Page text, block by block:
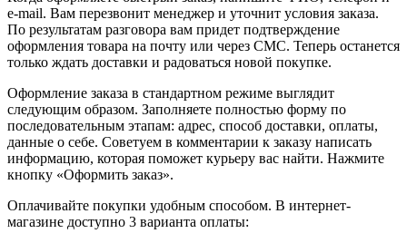
e-mail. Вам перезвонит менеджер и уточнит условия заказа.
По результатам разговора вам придет подтверждение
оформления товара на почту или через СМС. Теперь останется
только ждать доставки и радоваться новой покупке.
Оформление заказа в стандартном режиме выглядит
следующим образом. Заполняете полностью форму по
последовательным этапам: адрес, способ доставки, оплаты,
данные о себе. Советуем в комментарии к заказу написать
информацию, которая поможет курьеру вас найти. Нажмите
кнопку «Оформить заказ».
Оплачивайте покупки удобным способом. В интернет-
магазине доступно 3 варианта оплаты: